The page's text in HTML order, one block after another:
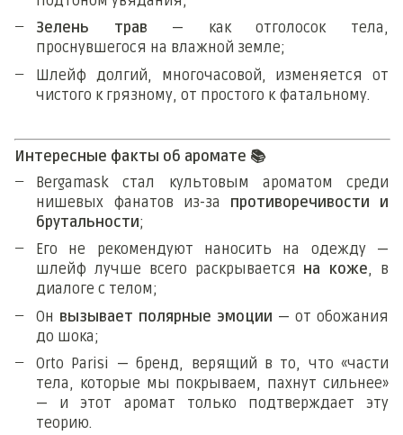
Зелень трав — как отголосок тела,
проснувшегося на влажной земле;
Шлейф долгий, многочасовой, изменяется от
чистого к грязному, от простого к фатальному.
Интересные факты об аромате 📚
Bergamask стал культовым ароматом среди
нишевых фанатов из-за противоречивости и
брутальности;
Его не рекомендуют наносить на одежду —
шлейф лучше всего раскрывается на коже, в
диалоге с телом;
Он вызывает полярные эмоции — от обожания
до шока;
Orto Parisi — бренд, верящий в то, что «части
тела, которые мы покрываем, пахнут сильнее»
— и этот аромат только подтверждает эту
теорию.